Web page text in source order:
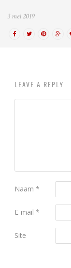
3 mei 2019
LEAVE A REPLY
Naam *
E-mail *
Site